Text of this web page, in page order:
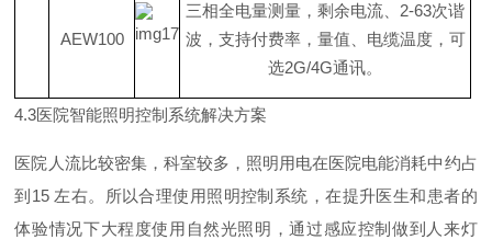
AEW100
三相全电量测量，剩余电流 2-63次谐
波，支持付费率，量值、电缆温度，可
选2G/4G通讯。
4.3医院智能照明控制系统解决方案
医院人流比较密集，科室较多，照明用电在医院电能消耗中约占
到 15 左右。所以合理使用照明控制系统，在提升医生和患者的
体验情况下大程度使用自然光照明，通过感应控制做到人来灯